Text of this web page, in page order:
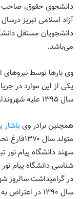
دانشجوی حقوق، صاحب
دانشجویان مستقل
می‌باشد.
وی بارها توسط
یکی از این موارد در
سال ۱۳۹۵ علیه شهروندان تُرک می‌باشد.
همچنین برادر وییاشار
متولد
سهند دانشگاه پیام نور
در گرامیداشت سالروز
سال ۱۳۹۰ در